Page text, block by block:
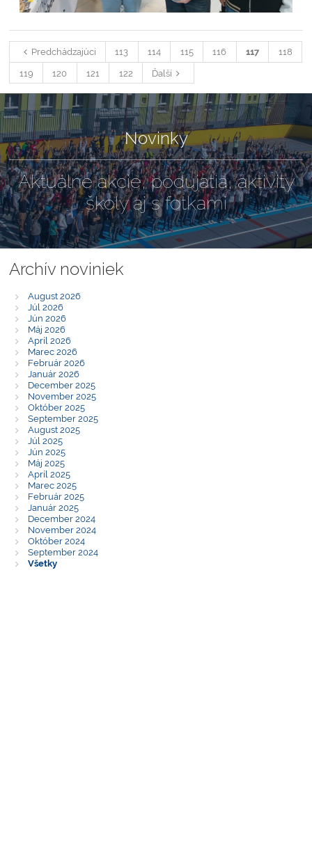
Predchádzajúci 113 114 115 116 117
118
119
120 121 122 Ďalší
Novinky
Aktuálne akcie, podujatia, aktivity
školy aj s fotkami
Archív noviniek
August 2026
Júl 2026
Jún 2026
Máj 2026
Apríl 2026
Marec 2026
Február 2026
Január 2026
December 2025
November 2025
Október 2025
September 2025
August 2025
Júl 2025
Jún 2025
Máj 2025
Apríl 2025
Marec 2025
Február 2025
Január 2025
December 2024
November 2024
Október 2024
September 2024
Všetky